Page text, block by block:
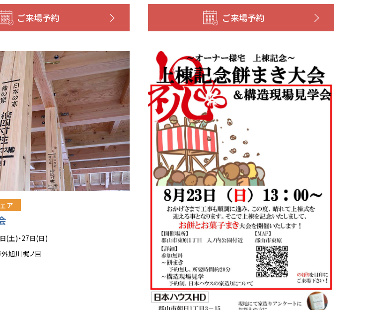
ご来場予約 ご来場予約
ア
(土)・27日(日)
旭川梶ノ目